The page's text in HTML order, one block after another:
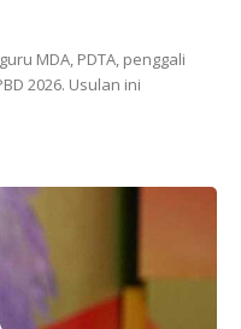
MDA, PDTA, penggali
2026. Usulan ini